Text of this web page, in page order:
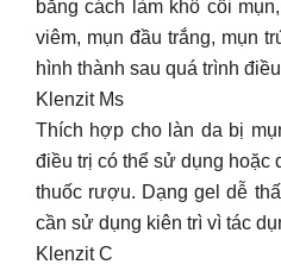
bằng cách làm khô cồi
viêm, mụn đầu trắng, mụn
hình thành sau quá trình
Klenzit Ms
Thích hợp cho làn da bị
điều trị có thể sử dụng hoặc
thuốc rượu. Dạng gel dễ
cần sử dụng kiên trì vì tác
Klenzit C